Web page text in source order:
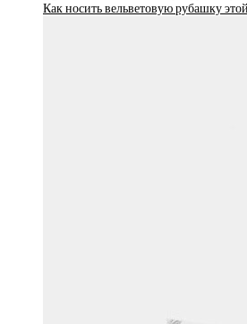
Как носить вельветовую рубашку